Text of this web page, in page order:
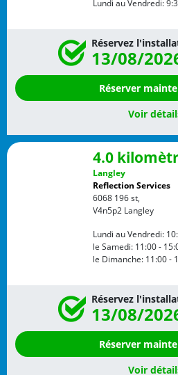
Lundi au Vendredi:
Réservez
13/08/
Réserver
Voir
4.0
Langley
Reflection Services
6068 196 st,
V4n5p2 Langley
Lundi au Vendredi:
le Samedi: 11:00 -
le Dimanche: 11:00 -
Réservez
13/08/
Réserver
Voir